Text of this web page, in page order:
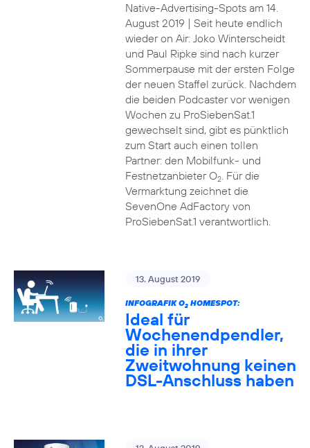
Native-Advertising-Spots am 14.
August 2019 | Seit heute endlich
wieder on Air: Joko Winterscheidt
und Paul Ripke sind nach kurzer
Sommerpause mit der ersten Folge
der neuen Staffel zurück. Nachdem
die beiden Podcaster vor wenigen
Wochen zu ProSiebenSat.1
gewechselt sind, gibt es pünktlich
zum Start auch einen tollen
Partner: den Mobilfunk- und
Festnetzanbieter O2. Für die
Vermarktung zeichnet die
SevenOne AdFactory von
ProSiebenSat.1 verantwortlich.
13. August 2019
INFOGRAFIK O2HOMESPOT:
Ideal für
Wochenendpendler,
die in ihrer
Zweitwohnung keinen
DSL-Anschluss haben